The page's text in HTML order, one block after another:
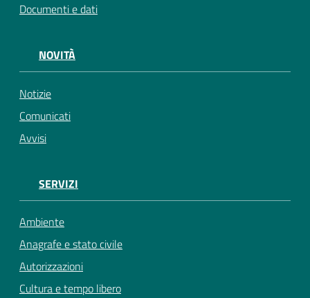
Documenti e dati
NOVITÀ
Notizie
Comunicati
Avvisi
SERVIZI
Ambiente
Anagrafe e stato civile
Autorizzazioni
Cultura e tempo libero